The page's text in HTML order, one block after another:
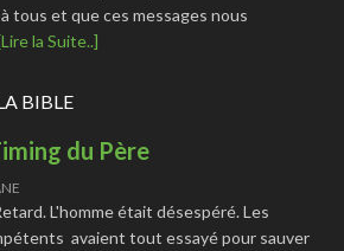
tous et que ces messages nous
la Suite..]
BIBLE
du Père
L'homme était désespéré. Les
avaient tout essayé pour sauver